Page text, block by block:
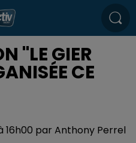
"LE GIER
CE
16h00 par Anthony Perrel